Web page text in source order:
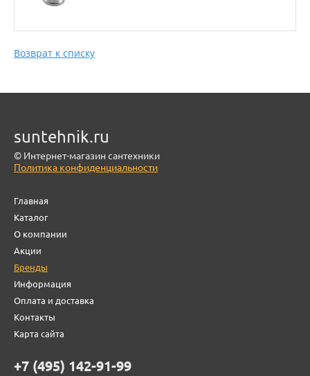
Возврат к списку
suntehnik.ru
© Интернет-магазин сантехники
Политика конфиденциальности
Главная
Каталог
О компании
Акции
Бренды
Информация
Оплата и доставка
Контакты
Карта сайта
+7 (495) 142-91-99